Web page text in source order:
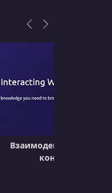
Взаимодействие со
контрактами